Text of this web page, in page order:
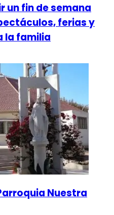
un fin de semana
ferias y
la familia
Nuestra